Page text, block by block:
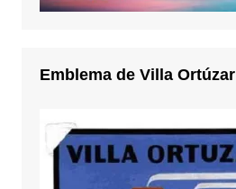
Emblema de Villa Ortúzar